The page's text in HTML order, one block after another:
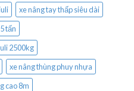
xe nâng tay thấp siêu dài
tấn
2500kg
xe nâng thùng phuy nhựa
cao 8m